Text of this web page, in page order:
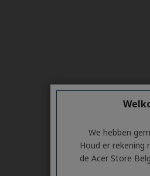
We hebben
Houd er rekening
de Acer Store